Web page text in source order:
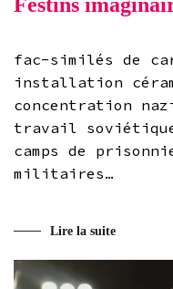
fac-similés de
installation
concentration
travail
camps de
militaires…
Lire la suite